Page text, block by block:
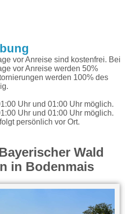
vor Anreise sind kostenfrei. Bei
vor Anreise werden 50%
werden 100% des
Uhr und 01:00 Uhr möglich.
Uhr und 01:00 Uhr möglich.
persönlich vor Ort.
Wald
in Bodenmais